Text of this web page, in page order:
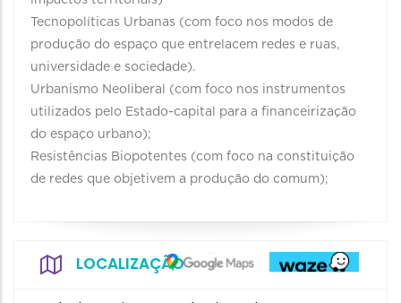
Tecnopolíticas Urbanas (com foco nos modos de
produção do espaço que entrelacem redes e ruas,
universidade e sociedade).
Urbanismo Neoliberal (com foco nos instrumentos
utilizados pelo Estado-capital para a financeirização
do espaço urbano);
Resistências Biopotentes (com foco na constituição
de redes que objetivem a produção do comum);
LOCALIZAÇÃO